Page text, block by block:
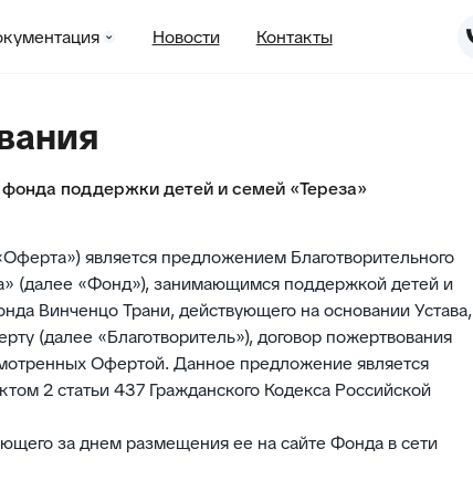
Контакты
Новости
поддержки детей и семей «Тереза»
является предложением Благотворительного
(далее «Фонд»), занимающимся поддержкой детей и
Винченцо Трани, действующего на основании Устава,
(далее «Благотворитель»), договор пожертвования
Офертой. Данное предложение является
2 статьи 437 Гражданского Кодекса Российской
за днем размещения ее на сайте Фонда в сети